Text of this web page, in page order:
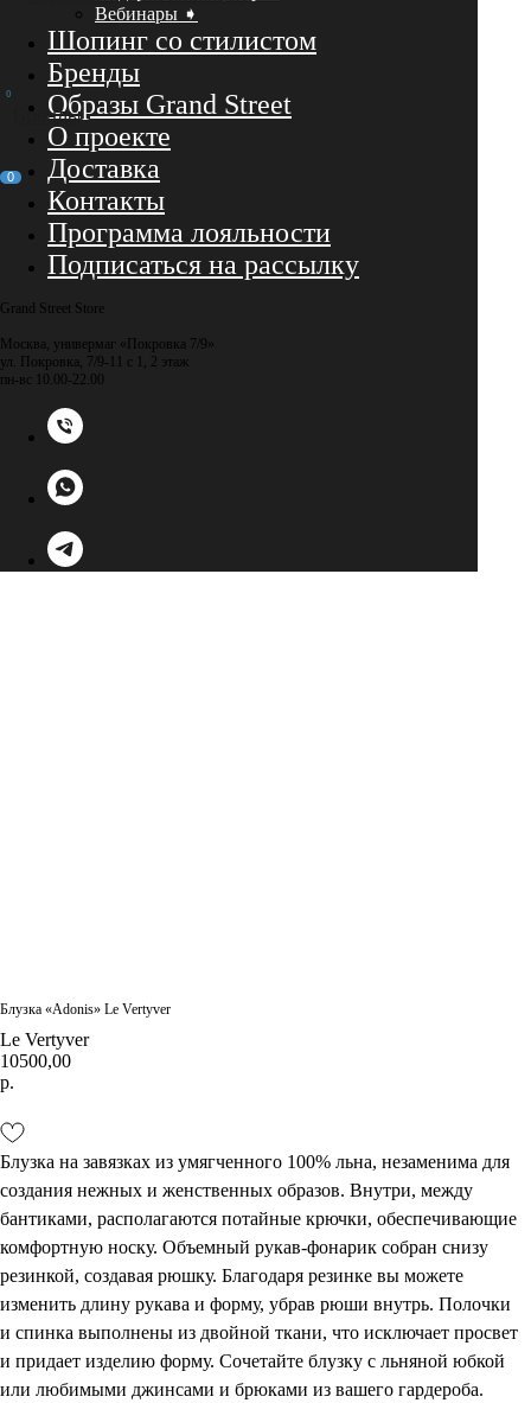
0
Бренды
0
Вебинары ➧
Шопинг со стилистом
Бренды
Образы Grand Street
О проекте
Доставка
Контакты
Программа лояльности
Подписаться на рассылку
Grand Street Store
Москва, универмаг «Покровка 7/9»
ул. Покровка, 7/9-11 с 1, 2 этаж
пн-вс 10.00-22.00
Блузка «Adonis» Le Vertyver
Le Vertyver
10500,00
р.
Блузка на завязках из умягченного 100% льна, незаменима для
создания нежных и женственных образов. Внутри, между
бантиками, располагаются потайные крючки, обеспечивающие
комфортную носку. Объемный рукав-фонарик собран снизу
резинкой, создавая рюшку. Благодаря резинке вы можете
изменить длину рукава и форму, убрав рюши внутрь. Полочки
и спинка выполнены из двойной ткани, что исключает просвет
и придает изделию форму. Сочетайте блузку с льняной юбкой
или любимыми джинсами и брюками из вашего гардероба.